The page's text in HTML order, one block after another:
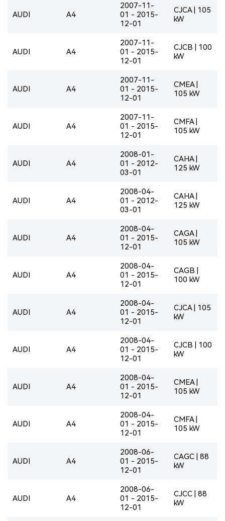
AUDI A4
2007-11-
01 - 2015-
12-01
CJCA | 105
kW
AUDI A4
2007-11-
01 - 2015-
12-01
CJCB | 100
kW
AUDI A4
2007-11-
01 - 2015-
12-01
CMEA |
105 kW
AUDI A4
2007-11-
01 - 2015-
12-01
CMFA |
105 kW
AUDI A4
2008-01-
01 - 2012-
03-01
CAHA |
125 kW
AUDI A4
2008-04-
01 - 2012-
03-01
CAHA |
125 kW
AUDI A4
2008-04-
01 - 2015-
12-01
CAGA |
105 kW
AUDI A4
2008-04-
01 - 2015-
12-01
CAGB |
100 kW
AUDI A4
2008-04-
01 - 2015-
12-01
CJCA | 105
kW
AUDI A4
2008-04-
01 - 2015-
12-01
CJCB | 100
kW
AUDI A4
2008-04-
01 - 2015-
12-01
CMEA |
105 kW
AUDI A4
2008-04-
01 - 2015-
12-01
CMFA |
105 kW
AUDI A4
2008-06-
01 - 2015-
12-01
CAGC | 88
kW
AUDI A4
2008-06-
01 - 2015-
12-01
CJCC | 88
kW